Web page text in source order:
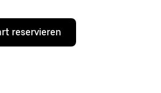
reservieren